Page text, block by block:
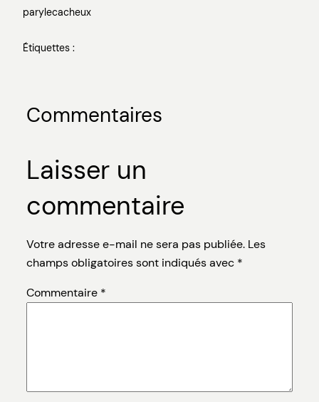
parylecacheux
Étiquettes :
Commentaires
Laisser un
commentaire
Votre adresse e-mail ne sera pas publiée. Les
champs obligatoires sont indiqués avec *
Commentaire *